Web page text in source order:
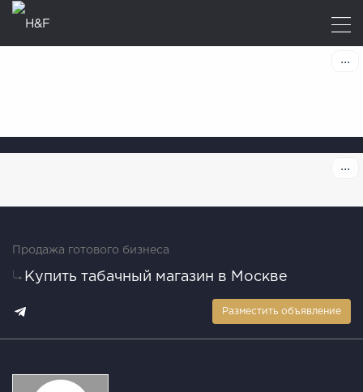
Продажа готового бизнеса
Купить табачный магазин в Москве
Разместить объявление